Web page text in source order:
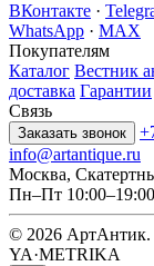
ВКонтакте ·
WhatsApp · MAX
Покупателям
Каталог Вестник
доставка Гарантии
Связь
Заказать звонок
info@artantique.ru
Москва,
Пн–Пт 10:00–19:00
© 2026 АртАнтик.
YA·METRIKA